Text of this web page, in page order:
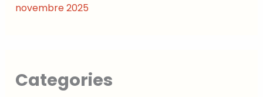
novembre 2025
Categories